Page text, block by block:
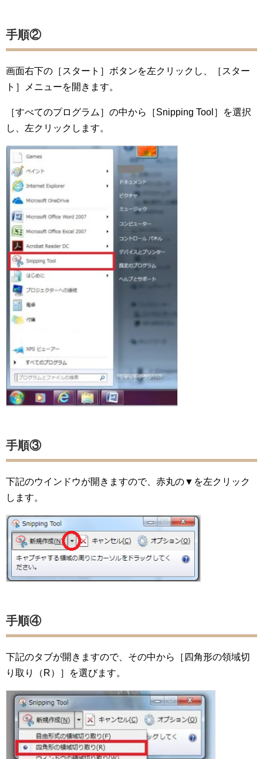
手順②
画面右下の［スタート］ボタンを左クリックし、［スター
ト］メニューを開きます。
［すべてのプログラム］の中から［Snipping Tool］を選択
し、左クリックします。
手順③
下記のウインドウが開きますので、赤丸の▼を左クリック
します。
手順④
下記のタブが開きますので、その中から［四角形の領域切
り取り（R）］を選びます。